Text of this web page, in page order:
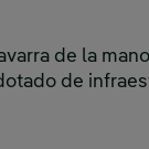
de la
de